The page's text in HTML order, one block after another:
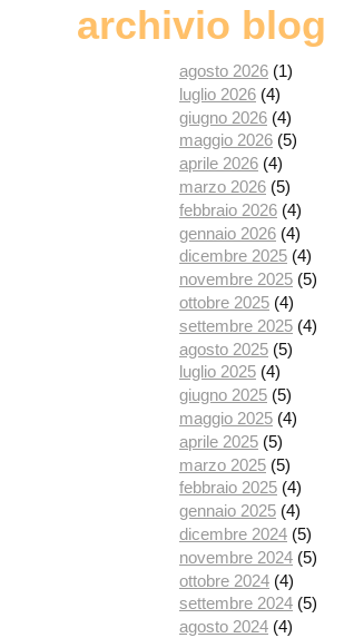
archivio blog
agosto 2026 (1)
luglio 2026 (4)
giugno 2026 (4)
maggio 2026 (5)
aprile 2026 (4)
marzo 2026 (5)
febbraio 2026 (4)
gennaio 2026 (4)
dicembre 2025 (4)
novembre 2025 (5)
ottobre 2025 (4)
settembre 2025 (4)
agosto 2025 (5)
luglio 2025 (4)
giugno 2025 (5)
maggio 2025 (4)
aprile 2025 (5)
marzo 2025 (5)
febbraio 2025 (4)
gennaio 2025 (4)
dicembre 2024 (5)
novembre 2024 (5)
ottobre 2024 (4)
settembre 2024 (5)
agosto 2024 (4)